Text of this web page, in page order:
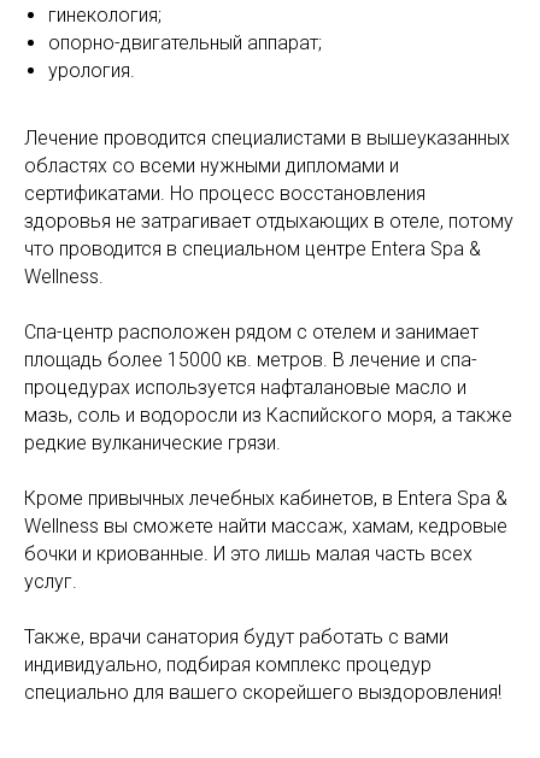
гинекология;
опорно-двигательный аппарат;
урология.
Лечение проводится специалистами в вышеуказанных
областях со всеми нужными дипломами и
сертификатами. Но процесс восстановления
здоровья не затрагивает отдыхающих в отеле, потому
что проводится в специальном центре Entera Spa &
Wellness.
Спа-центр расположен рядом с отелем и занимает
площадь более 15000 кв. метров. В лечение и спа-
процедурах используется нафталановые масло и
мазь, соль и водоросли из Каспийского моря, а также
редкие вулканические грязи.
Кроме привычных лечебных кабинетов, в Entera Spa &
Wellness вы сможете найти массаж, хамам, кедровые
бочки и криованные. И это лишь малая часть всех
услуг.
Также, врачи санатория будут работать с вами
индивидуально, подбирая комплекс процедур
специально для вашего скорейшего выздоровления!